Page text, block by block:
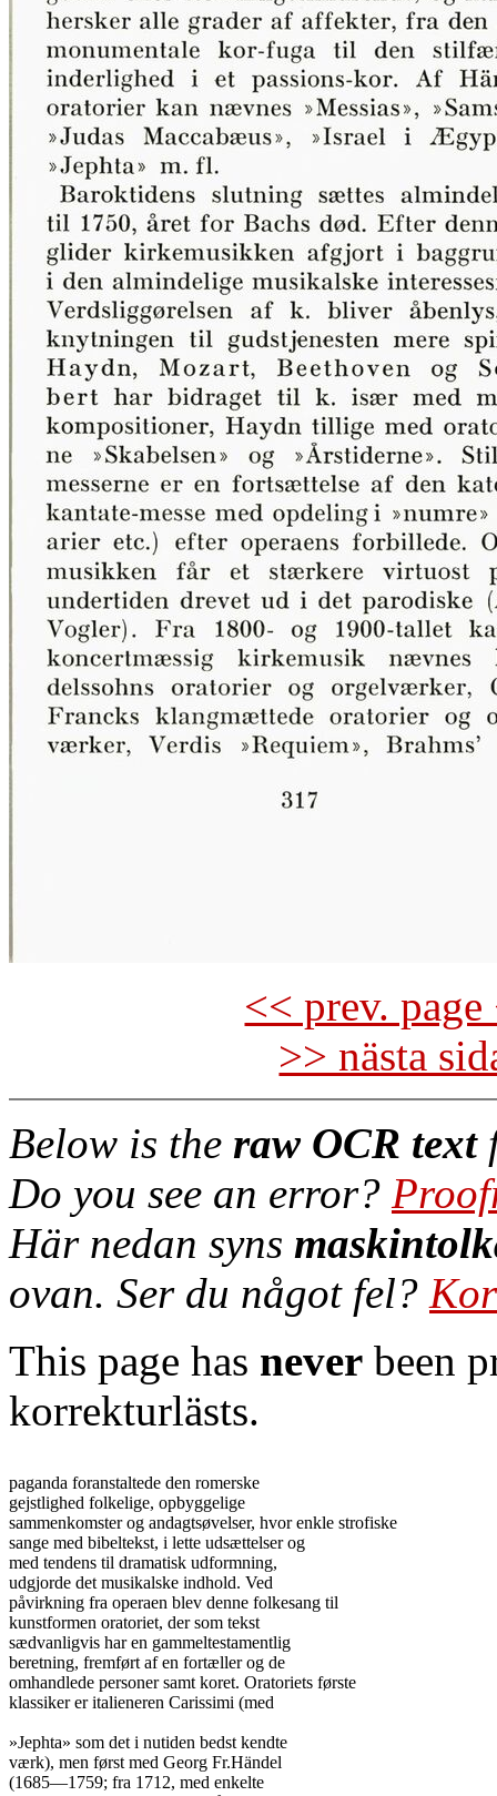
<< prev.
>> nästa
Below is the raw OCR text
Do you see an error?
Här nedan syns
ovan. Ser du något fel?
This page has never been
korrekturlästs.
paganda foranstaltede den romerske
gejstlighed folkelige, opbyggelige
sammenkomster og andagtsøvelser, hvor enkle strofiske
sange med bibeltekst, i lette udsættelser og
med tendens til dramatisk udformning,
udgjorde det musikalske indhold. Ved
påvirkning fra operaen blev denne folkesang til
kunstformen oratoriet, der som tekst
sædvanligvis har en gammeltestamentlig
beretning, fremført af en fortæller og de
omhandlede personer samt koret. Oratoriets første
klassiker er italieneren Carissimi (med
»Jephta» som det i nutiden bedst kendte
værk), men først med Georg Fr.Händel
(1685—1759; fra 1712, med enkelte